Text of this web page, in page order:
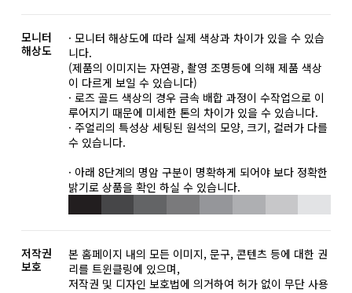
모니터
해상도
· 모니터 해상도에 따라 실제 색상과 차이가 있을 수 있습
니다.
(제품의 이미지는 자연광, 촬영 조명등에 의해 제품 색상
이 다르게 보일 수 있습니다)
· 로즈 골드 색상의 경우 금속 배합 과정이 수작업으로 이
루어지기 때문에 미세한 톤의 차이가 있을 수 있습니다.
· 주얼리의 특성상 세팅된 원석의 모양, 크기, 컬러가 다를
수 있습니다.
· 아래 8단계의 명암 구분이 명확하게 되어야 보다 정확한
밝기로 상품을 확인 하실 수 있습니다.
저작권
보호
본 홈페이지 내의 모든 이미지, 문구, 콘텐츠 등에 대한 권
리를 트윈클링에 있으며,
저작권 및 디자인 보호법에 의거하여 허가 없이 무단 사용